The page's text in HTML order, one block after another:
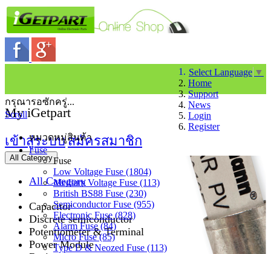
Select Language ▼
Home
Support
News
Login
Register
My iGetpart
เข้าสู่ระบบสมัครสมาชิก
All Category
All Category
Capacitor
Discrete semiconductor
Potentiometer & Terminal
Power Module
กรุณารอซักครู่...
Scroll
หมวดหมู่สินค้า
Fuse
Fuse
Low Voltage Fuse (1804)
Medium Voltage Fuse (113)
British BS88 Fuse (230)
Semiconductor Fuse (955)
Electronic Fuse (828)
Alarm Fuse (84)
Micro Fuse (85)
Type D & Neozed Fuse (113)